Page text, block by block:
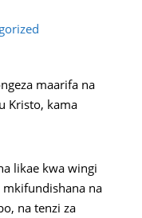
maarifa na
Kristo, kama
likae kwa wingi
na
na tenzi za